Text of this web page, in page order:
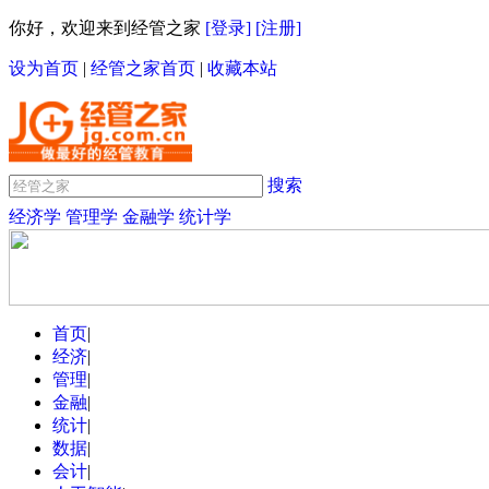
你好，欢迎来到经管之家 [登录] [注册]
设为首页 | 经管之家首页 | 收藏本站
搜索
经济学 管理学 金融学 统计学
首页|
经济|
管理|
金融|
统计|
数据|
会计|